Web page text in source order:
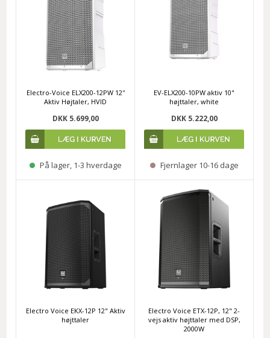
Electro-Voice ELX200-12PW 12''
Aktiv Højtaler, HVID
DKK 5.699,00
På lager, 1-3 hverdage
EV-ELX200-10PW aktiv 10"
højttaler, white
DKK 5.222,00
Fjernlager 10-16 dage
Electro Voice EKX-12P 12" Aktiv
højttaler
Electro Voice ETX-12P, 12" 2-
vejs aktiv højttaler med DSP,
2000W